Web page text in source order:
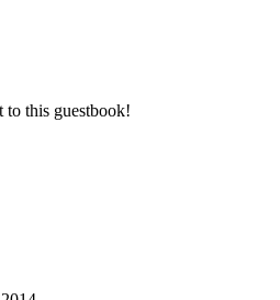
to this guestbook!